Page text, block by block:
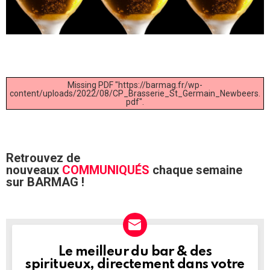
Missing PDF "https://barmag.fr/wp-
content/uploads/2022/08/CP_Brasserie_St_Germain_Newbeers.
pdf".
Retrouvez de
nouveaux COMMUNIQUÉS chaque semaine
sur BARMAG !
NEWSLETTER
Le meilleur du bar & des
spiritueux, directement dans votre